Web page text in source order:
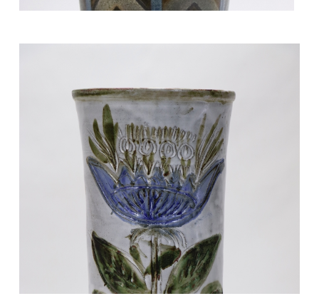
Mobilier et objets d'art du 9 avril 2022 Lot 21